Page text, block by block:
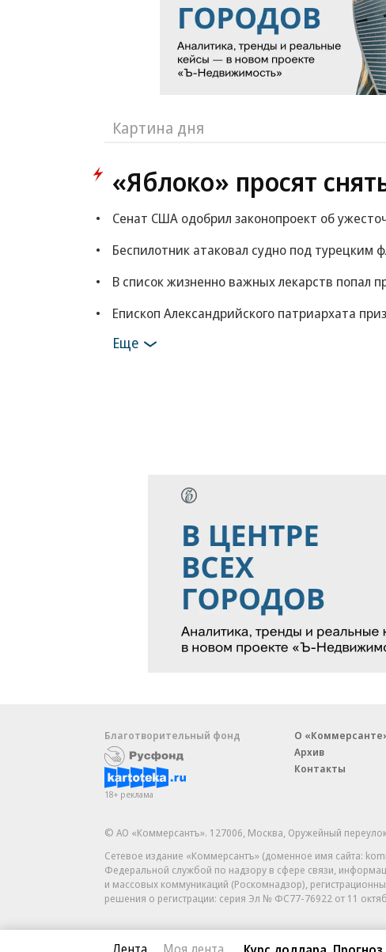
Картина дня
«Яблоко» просят
Сенат США одобрил законопроект об
Беспилотник атаковал судно под турецким
В список жизненно важных лекарств попал
Епископ Александрийского патриархата
Еще
Благотворительный фонд
18+ реклама
О
Архив
Контакты
© АО «Коммерсантъ». 127006, Москва, Оружейный
Сетевое издание «Коммерсантъ» (доменное имя сайта:
Федеральной службой по надзору в сфере связи,
и массовых коммуникаций (Роскомнадзор),
решения о регистрации: серия Эл № ФС77-76922 от 11